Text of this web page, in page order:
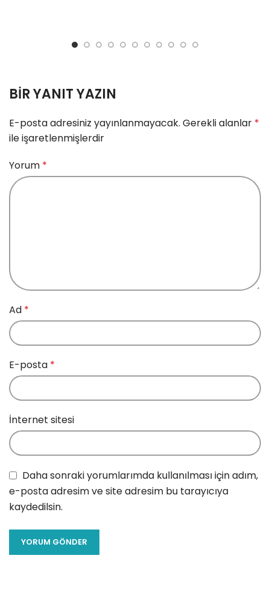
BIR YANIT YAZIN
E-posta adresiniz yayınlanmayacak. Gerekli alanlar *
ile işaretlenmişlerdir
Yorum *
Ad *
E-posta *
İnternet sitesi
Daha sonraki yorumlarımda kullanılması için adım,
e-posta adresim ve site adresim bu tarayıcıya
kaydedilsin.